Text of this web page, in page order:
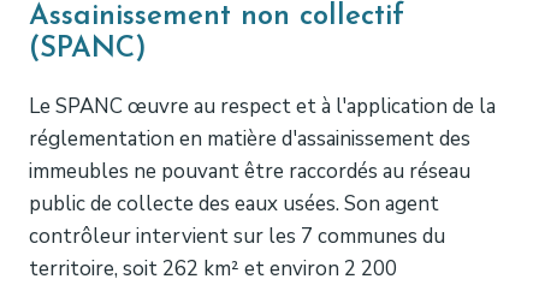
Assainissement non collectif
(SPANC)
Le SPANC œuvre au respect et à l'application de la
réglementation en matière d'assainissement des
immeubles ne pouvant être raccordés au réseau
public de collecte des eaux usées. Son agent
contrôleur intervient sur les 7 communes du
territoire, soit 262 km² et environ 2 200